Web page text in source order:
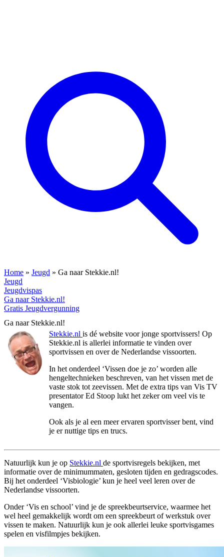
Home » Jeugd » Ga naar Stekkie.nl!
Jeugd
Jeugdvispas
Ga naar Stekkie.nl!
Gratis Jeugdvergunning
Ga naar Stekkie.nl!
Stekkie.nl is dé website voor jonge sportvissers! Op
Stekkie.nl is allerlei informatie te vinden over
sportvissen en over de Nederlandse vissoorten.
In het onderdeel ‘Vissen doe je zo’ worden alle
hengeltechnieken beschreven, van het vissen met de
vaste stok tot zeevissen. Met de extra tips van Vis TV
presentator Ed Stoop lukt het zeker om veel vis te
vangen.
Ook als je al een meer ervaren sportvisser bent, vind
je er nuttige tips en trucs.
Natuurlijk kun je op Stekkie.nl de sportvisregels bekijken, met
informatie over de minimummaten, gesloten tijden en gedragscodes.
Bij het onderdeel ‘Visbiologie’ kun je heel veel leren over de
Nederlandse vissoorten.
Onder ‘Vis en school’ vind je de spreekbeurtservice, waarmee het
wel heel gemakkelijk wordt om een spreekbeurt of werkstuk over
vissen te maken. Natuurlijk kun je ook allerlei leuke sportvisgames
spelen en visfilmpjes bekijken.